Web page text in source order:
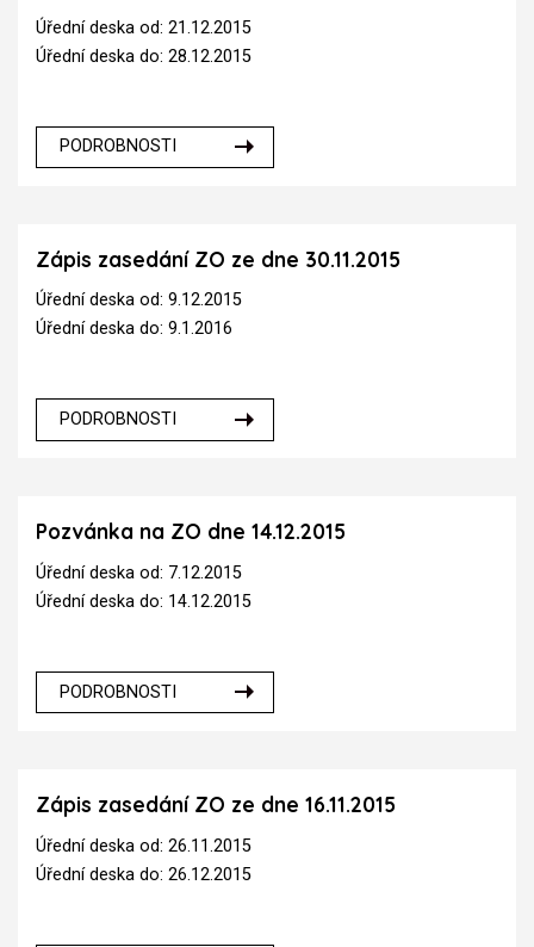
Úřední deska od: 21.12.2015
Úřední deska do: 28.12.2015
PODROBNOSTI
Zápis zasedání ZO ze dne 30.11.2015
Úřední deska od: 9.12.2015
Úřední deska do: 9.1.2016
PODROBNOSTI
Pozvánka na ZO dne 14.12.2015
Úřední deska od: 7.12.2015
Úřední deska do: 14.12.2015
PODROBNOSTI
Zápis zasedání ZO ze dne 16.11.2015
Úřední deska od: 26.11.2015
Úřední deska do: 26.12.2015